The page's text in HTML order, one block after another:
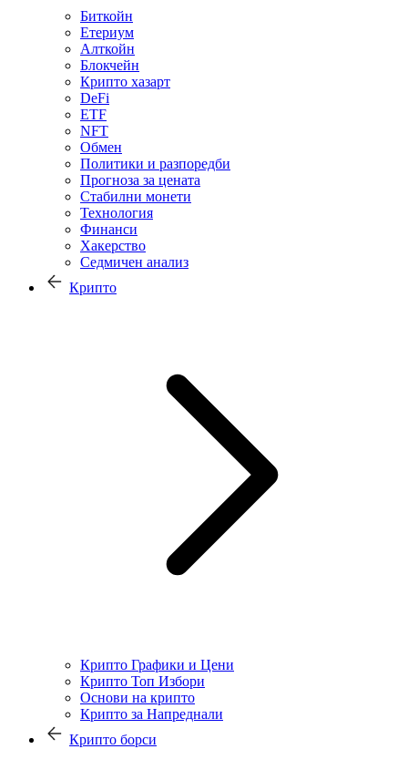
Биткойн
Етериум
Алткойн
Блокчейн
Крипто хазарт
DeFi
ETF
NFT
Обмен
Политики и разпоредби
Прогноза за цената
Стабилни монети
Технология
Финанси
Хакерство
Седмичен анализ
Крипто
Крипто Графики и Цени
Крипто Топ Избори
Основи на крипто
Крипто за Напреднали
Крипто борси